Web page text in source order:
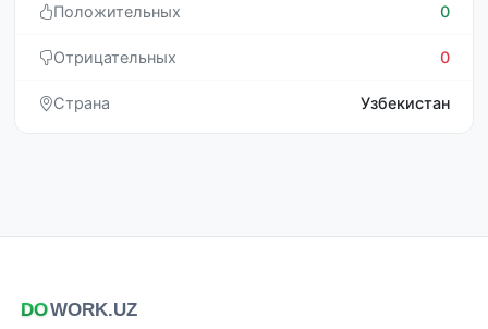
Положительных 0
Отрицательных 0
Страна Узбекистан